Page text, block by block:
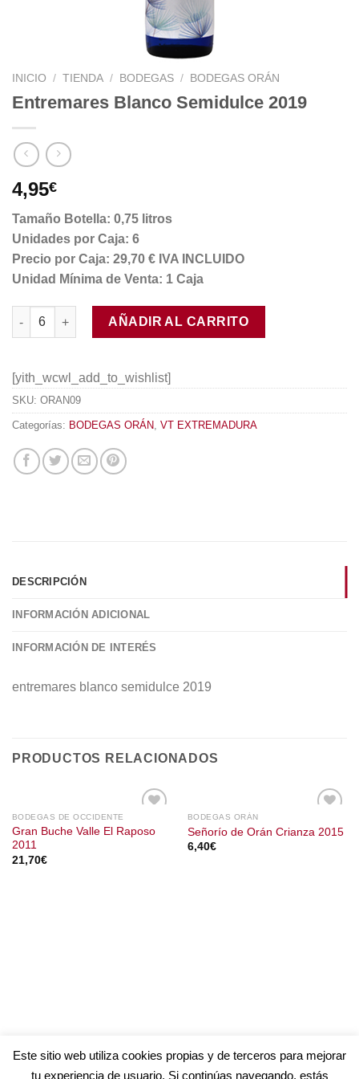
INICIO / TIENDA / BODEGAS / BODEGAS ORÁN
Entremares Blanco Semidulce 2019
4,95€
Tamaño Botella: 0,75 litros
Unidades por Caja: 6
Precio por Caja: 29,70 € IVA INCLUIDO
Unidad Mínima de Venta: 1 Caja
Entremares Blanco Semidulce 2019 cantidad
AÑADIR AL CARRITO
[yith_wcwl_add_to_wishlist]
SKU: ORAN09
Categorías: BODEGAS ORÁN, VT EXTREMADURA
DESCRIPCIÓN
INFORMACIÓN ADICIONAL
INFORMACIÓN DE INTERÉS
entremares blanco semidulce 2019
PRODUCTOS RELACIONADOS
BODEGAS DE OCCIDENTE
Gran Buche Valle El Raposo
2011
21,70€
BODEGAS ORÁN
Señorío de Orán Crianza 2015
6,40€
Este sitio web utiliza cookies propias y de terceros para mejorar
tu experiencia de usuario. Si continúas navegando, estás